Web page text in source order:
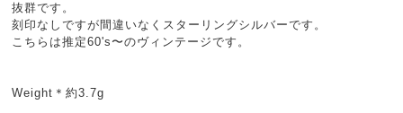
抜群です。
刻印なしですが間違いなくスターリングシルバーです。
こちらは推定60's〜のヴィンテージです。
Weight＊約3.7g